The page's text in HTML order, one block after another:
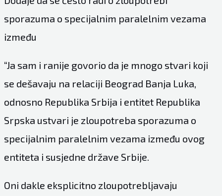
sporazuma o specijalnim paralelnim vezama
između
“Ja sam i ranije govorio da je mnogo stvari koji
se dešavaju na relaciji Beograd Banja Luka,
odnosno Republika Srbija i entitet Republika
Srpska ustvari je zloupotreba sporazuma o
specijalnim paralelnim vezama između ovog
entiteta i susjedne države Srbije.
Oni dakle eksplicitno zloupotrebljavaju